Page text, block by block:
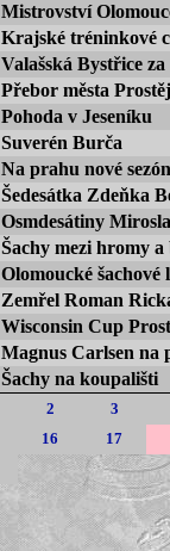
Mistrovství
Krajské tréninkové
Valašská Bystřice
Přebor města
Pohoda v Jeseníku
Suverén Burča
Na prahu nové
Šedesátka Zdeňka
Osmdesátiny
Šachy mezi hromy a
Olomoucké šachové
Zemřel Roman
Wisconsin Cup
Magnus Carlsen na
Šachy na koupališti
2
3
16 17